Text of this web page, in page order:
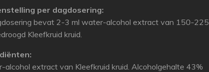
per dagdosering:
bevat 2-3 ml water-alcohol extract van 150-225
Kleefkruid kruid.
alcohol extract van Kleefkruid kruid. Alcoholgehalte 43%